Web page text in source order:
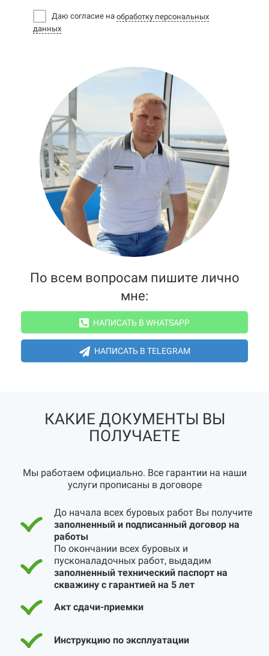
Даю согласие на обработку персональных
данных
По всем вопросам пишите лично
мне:
НАПИСАТЬ В WHATSAPP
НАПИСАТЬ В TELEGRAM
КАКИЕ ДОКУМЕНТЫ ВЫ
ПОЛУЧАЕТЕ
Мы работаем официально. Все гарантии на наши
услуги прописаны в договоре
До начала всех буровых работ Вы получите
заполненный и подписанный договор на
работы
По окончании всех буровых и
пусконаладочных работ, выдадим
заполненный технический паспорт на
скважину с гарантией на 5 лет
Акт сдачи-приемки
Инструкцию по эксплуатации